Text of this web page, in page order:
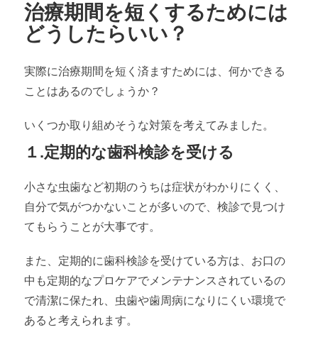
治療期間を短くするためには
どうしたらいい？
実際に治療期間を短く済ますためには、何かできる
ことはあるのでしょうか？
いくつか取り組めそうな対策を考えてみました。
１.定期的な歯科検診を受ける
小さな虫歯など初期のうちは症状がわかりにくく、
自分で気がつかないことが多いので、検診で見つけ
てもらうことが大事です。
また、定期的に歯科検診を受けている方は、お口の
中も定期的なプロケアでメンテナンスされているの
で清潔に保たれ、虫歯や歯周病になりにくい環境で
あると考えられます。